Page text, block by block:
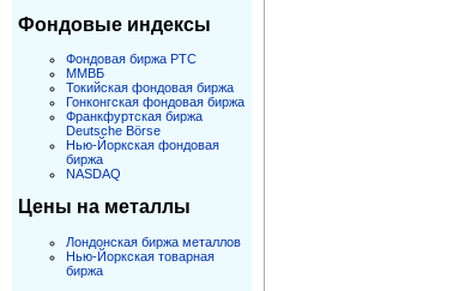
Фондовые индексы
Фондовая биржа РТС
ММВБ
Токийская фондовая биржа
Гонконгская фондовая биржа
Франкфуртская биржа
Deutsche Börse
Нью-Йоркская фондовая
биржа
NASDAQ
Цены на металлы
Лондонская биржа металлов
Нью-Йоркская товарная
биржа